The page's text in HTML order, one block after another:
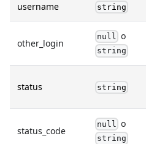
username string
other_login
null o
string
status string
status_code
null o
string